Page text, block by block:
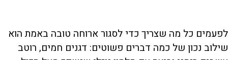
לפעמים כל מה שצריך כדי לסגור ארוחה טובה באמת הוא
שילוב נכון של כמה דברים פשוטים: דגנים חמים, רוטב